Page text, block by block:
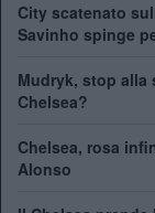
City scatenato
Savinho spinge
Mudryk, stop alla
Chelsea?
Chelsea, rosa
Alonso